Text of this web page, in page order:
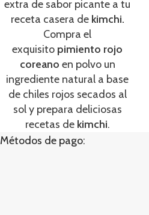
extra de sabor picante a tu
receta casera de kimchi.
Compra el
exquisito pimiento rojo
coreano en polvo un
ingrediente natural a base
de chiles rojos secados al
sol y prepara deliciosas
recetas de kimchi.
Métodos de pago: